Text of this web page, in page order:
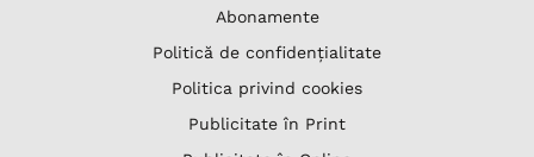
Abonamente
Politică de confidențialitate
Politica privind cookies
Publicitate în Print